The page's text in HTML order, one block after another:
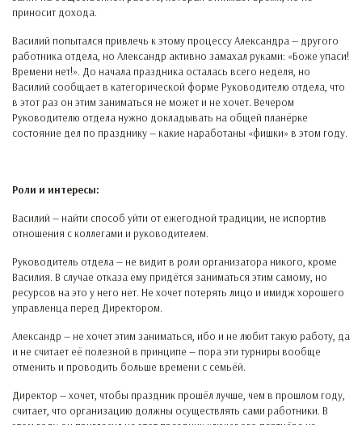
приносит дохода.
Василий попытался привлечь к этому процессу Александра — другого
работника отдела, но Александр активно замахал руками: «Боже упаси!
Времени нет!». До начала праздника осталась всего неделя, но
Василий сообщает в категорической форме Руководителю отдела, что
в этот раз он этим заниматься не может и не хочет. Вечером
Руководителю отдела нужно докладывать на общей планёрке
состояние дел по празднику — какие наработаны «фишки» в этом году.
Роли и интересы:
Василий — найти способ уйти от ежегодной традиции, не испортив
отношения с коллегами и руководителем.
Руководитель отдела — не видит в роли организатора никого, кроме
Василия. В случае отказа ему придётся заниматься этим самому, но
ресурсов на это у него нет. Не хочет потерять лицо и имидж хорошего
управленца перед Директором.
Александр — не хочет этим заниматься, ибо и не любит такую работу, да
и не считает её полезной в принципе — пора эти турниры вообще
отменить и проводить больше времени с семьёй.
Директор — хочет, чтобы праздник прошёл лучше, чем в прошлом году,
считает, что организацию должны осуществлять сами работники. В